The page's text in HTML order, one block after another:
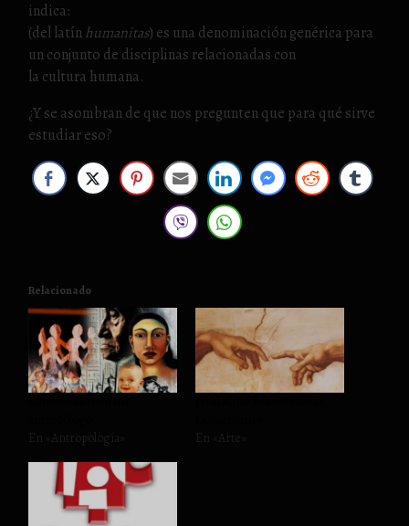
indica:
(del latínhumanitas) es una denominación genérica para
un conjunto de disciplinas relacionadas con
la cultura humana.
¿Y se asombran de que nos pregunten que para qué sirve
estudiar eso?
Relacionado